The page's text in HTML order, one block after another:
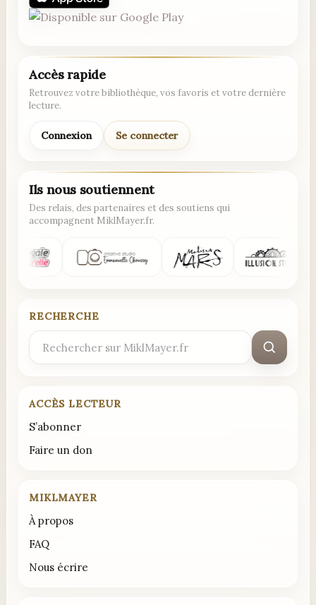
Accès rapide
Retrouvez votre bibliothèque, vos favoris et votre dernière
lecture.
Connexion Se connecter
Ils nous soutiennent
Des relais, des partenaires et des soutiens qui
accompagnent MiklMayer.fr.
RECHERCHE
Rechercher
ACCÈS LECTEUR
S’abonner
Faire un don
MIKLMAYER
À propos
FAQ
Nous écrire